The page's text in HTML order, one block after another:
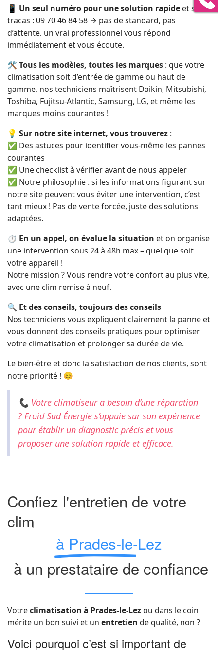
📱 Un seul numéro pour une solution rapide et sans
tracas : 09 70 46 84 58 → pas de standard, pas
d’attente, un vrai professionnel vous répond
immédiatement et vous écoute.
🛠️ Tous les modèles, toutes les marques : que votre
climatisation soit d’entrée de gamme ou haut de
gamme, nos techniciens maîtrisent Daikin, Mitsubishi,
Toshiba, Fujitsu-Atlantic, Samsung, LG, et même les
marques moins courantes !
💡 Sur notre site internet, vous trouverez :
✅ Des astuces pour identifier vous-même les pannes
courantes
✅ Une checklist à vérifier avant de nous appeler
✅ Notre philosophie : si les informations figurant sur
notre site peuvent vous éviter une intervention, c’est
tant mieux ! Pas de vente forcée, juste des solutions
adaptées.
⏱️ En un appel, on évalue la situation et on organise
une intervention sous 24 à 48h max – quel que soit
votre appareil !
Notre mission ? Vous rendre votre confort au plus vite,
avec une clim remise à neuf.
🔍 Et des conseils, toujours des conseils
Nos techniciens vous expliquent clairement la panne et
vous donnent des conseils pratiques pour optimiser
votre climatisation et prolonger sa durée de vie.
Le bien-être et donc la satisfaction de nos clients, sont
notre priorité ! 😊
📞 Votre climatiseur a besoin d’une réparation
? Froid Sud Énergie s’appuie sur son expérience
pour établir un diagnostic précis et vous
proposer une solution rapide et efficace.
Confiez l'entretien de votre
clim
à Prades-le-Lez
à un prestataire de confiance
Votreclimatisation à Prades-le-Lez ou dans le coin
mérite un bon suivi et un entretien de qualité, non ?
Voici pourquoi c’est si important de